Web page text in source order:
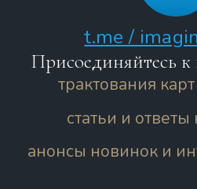
t.me /
Присоединяйтесь к
трактования
статьи и
анонсы новинок и